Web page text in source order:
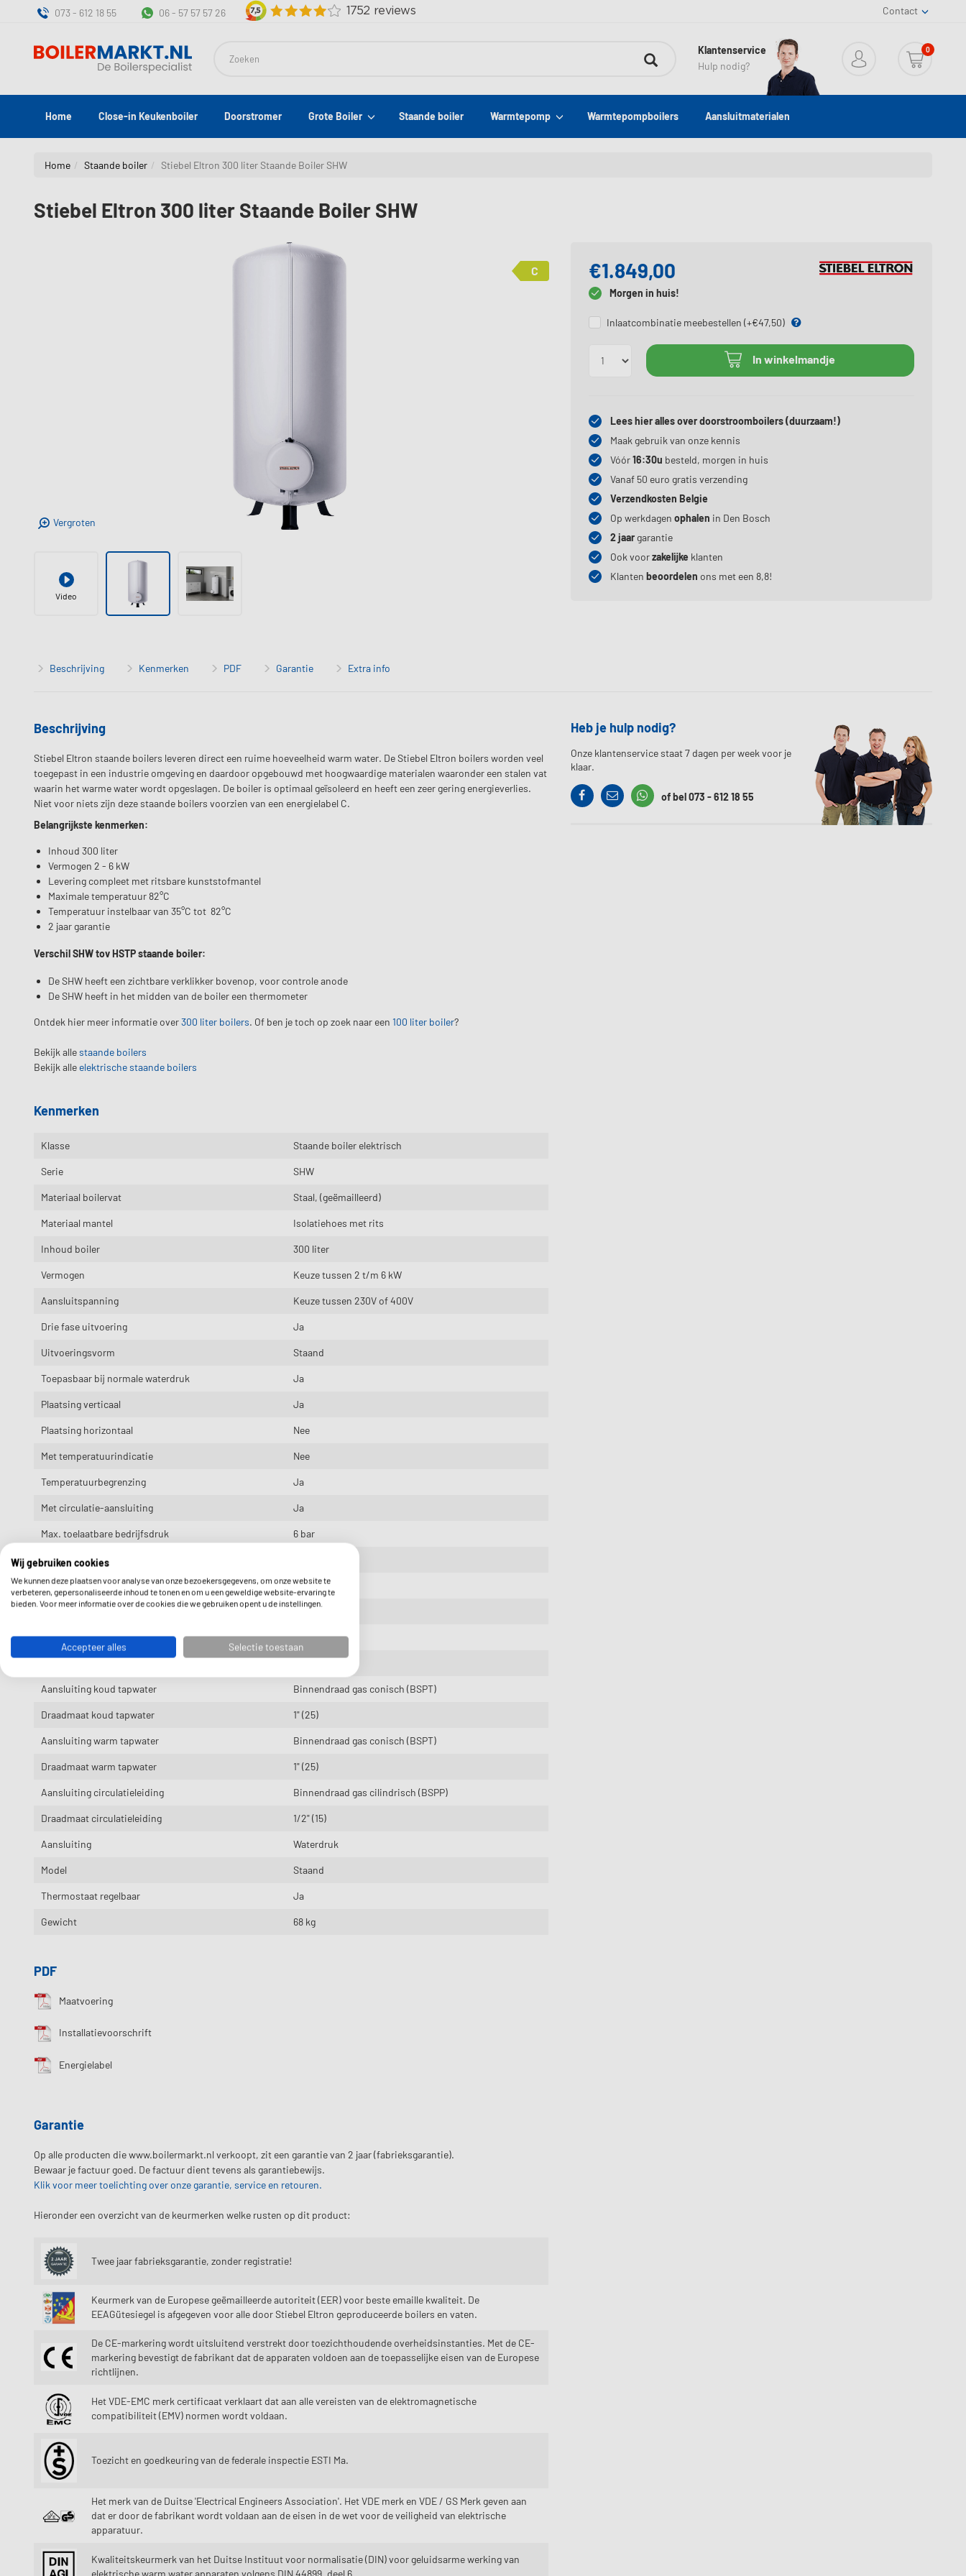
073 - 612 18 55 06 - 57 57 57 26 Contact
Klantenservice
Hulp nodig?
0
Home Close-in Keukenboiler Doorstromer Grote Boiler Staande boiler Warmtepomp Warmtepompboilers Aansluitmaterialen
Home Staande boiler Stiebel Eltron 300 liter Staande Boiler SHW
Stiebel Eltron 300 liter Staande Boiler SHW
C
Vergroten
Video
€1.849,00
Morgen in huis!
Opties
Inlaatcombinatie meebestellen (+€47,50)
In winkelmandje
Lees hier alles over doorstroomboilers (duurzaam!)
Maak gebruik van onze kennis
Vóór16:30u besteld, morgen in huis
Vanaf 50 euro gratis verzending
Verzendkosten Belgie
Op werkdagen ophalen in Den Bosch
2 jaargarantie
Ook voorzakelijke klanten
Klanten beoordelen ons met een 8,8!
Beschrijving Kenmerken PDF Garantie Extra info
Beschrijving
Stiebel Eltron staande boilers leveren direct een ruime hoeveelheid warm water. De Stiebel Eltron boilers worden veel
toegepast in een industrie omgeving en daardoor opgebouwd met hoogwaardige materialen waaronder een stalen vat
waarin het warme water wordt opgeslagen. De boiler is optimaal geïsoleerd en heeft een zeer gering energieverlies.
Niet voor niets zijn deze staande boilers voorzien van een energielabel C.
Belangrijkste kenmerken:
Inhoud 300 liter
Vermogen 2 - 6 kW
Levering compleet met ritsbare kunststofmantel
Maximale temperatuur 82°C
Temperatuur instelbaar van 35°C tot 82°C
2 jaar garantie
Verschil SHW tov HSTP staande boiler:
De SHW heeft een zichtbare verklikker bovenop, voor controle anode
De SHW heeft in het midden van de boiler een thermometer
Ontdek hier meer informatie over300 liter boilers. Of ben je toch op zoek naar een 100 liter boiler?
Bekijk allestaande boilers
Bekijk alle elektrische staande boilers
Kenmerken
Klasse Staande boiler elektrisch
Serie SHW
Materiaal boilervat Staal, (geëmailleerd)
Materiaal mantel Isolatiehoes met rits
Inhoud boiler 300 liter
Vermogen Keuze tussen 2 t/m 6 kW
Aansluitspanning Keuze tussen 230V of 400V
Drie fase uitvoering Ja
Uitvoeringsvorm Staand
Toepasbaar bij normale waterdruk Ja
Plaatsing verticaal Ja
Plaatsing horizontaal Nee
Met temperatuurindicatie Nee
Temperatuurbegrenzing Ja
Met circulatie-aansluiting Ja
Max. toelaatbare bedrijfsdruk 6 bar
Met drukreduceerventiel
Beschermingsanode Ja
Hoogte 1585 mm
Breedte 650 mm
Aansluiting koud tapwater Binnendraad gas conisch (BSPT)
Draadmaat koud tapwater 1" (25)
Aansluiting warm tapwater Binnendraad gas conisch (BSPT)
Draadmaat warm tapwater 1" (25)
Aansluiting circulatieleiding Binnendraad gas cilindrisch (BSPP)
Draadmaat circulatieleiding 1/2" (15)
Aansluiting Waterdruk
Model Staand
Thermostaat regelbaar Ja
Gewicht 68 kg
PDF
Maatvoering
Installatievoorschrift
Energielabel
Garantie
Op alle producten die www.boilermarkt.nl verkoopt, zit een garantie van 2 jaar (fabrieksgarantie).
Bewaar je factuur goed. De factuur dient tevens als garantiebewijs.
Klik voor meer toelichting over onze garantie, service en retouren.
Hieronder een overzicht van de keurmerken welke rusten op dit product:
Twee jaar fabrieksgarantie, zonder registratie!
Keurmerk van de Europese geëmailleerde autoriteit (EER) voor beste emaille kwaliteit. De
EEAGütesiegel is afgegeven voor alle door Stiebel Eltron geproduceerde boilers en vaten.
De CE-markering wordt uitsluitend verstrekt door toezichthoudende overheidsinstanties. Met de CE-
markering bevestigt de fabrikant dat de apparaten voldoen aan de toepasselijke eisen van de Europese
richtlijnen.
Het VDE-EMC merk certificaat verklaart dat aan alle vereisten van de elektromagnetische
compatibiliteit (EMV) normen wordt voldaan.
Toezicht en goedkeuring van de federale inspectie ESTI Ma.
Het merk van de Duitse 'Electrical Engineers Association'. Het VDE merk en VDE / GS Merk geven aan
dat er door de fabrikant wordt voldaan aan de eisen in de wet voor de veiligheid van elektrische
apparatuur.
Kwaliteitskeurmerk van het Duitse Instituut voor normalisatie (DIN) voor geluidsarme werking van
Heb je hulp nodig?
Onze klantenservice staat 7 dagen per week voor je
klaar.
FacebookContactWhatssapp
of bel 073 - 612 18 55
Wij gebruiken cookies
We kunnen deze plaatsen voor analyse van onze bezoekersgegevens, om onze website te
verbeteren, gepersonaliseerde inhoud te tonen en om u een geweldige website-ervaring te
bieden. Voor meer informatie over de cookies die we gebruiken opent u de instellingen.
Accepteer alles Selectie toestaan